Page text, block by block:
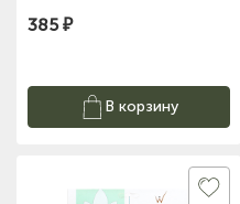
385 ₽
В корзину